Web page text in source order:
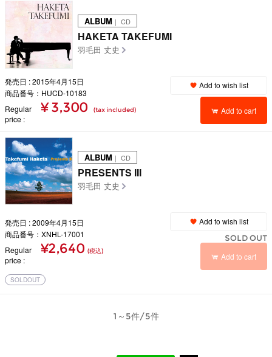
ALBUM ｜ CD
HAKETA TAKEFUMI
羽毛田 丈史
発売日 : 2015年4月15日
商品番号：HUCD-10183
Regular
price
¥ 3,300 (tax included)
Add to wish list
Add to cart
ALBUM ｜ CD
PRESENTS III
羽毛田 丈史
発売日 : 2009年4月15日
商品番号：XNHL-17001
Regular
price
¥2,640 (税込)
Add to wish list
SOLD OUT
Add to cart
SOLDOUT
1～5件/5件